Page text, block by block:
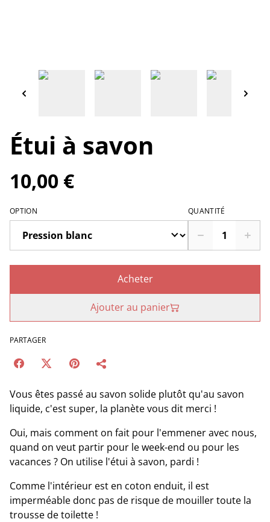
Étui à savon
10,00 €
OPTION QUANTITÉ
Acheter
Ajouter au panier
PARTAGER
Vous êtes passé au savon solide plutôt qu'au savon
liquide, c'est super, la planète vous dit merci !
Oui, mais comment on fait pour l'emmener avec nous,
quand on veut partir pour le week-end ou pour les
vacances ? On utilise l'étui à savon, pardi !
Comme l'intérieur est en coton enduit, il est
imperméable donc pas de risque de mouiller toute la
trousse de toilette !